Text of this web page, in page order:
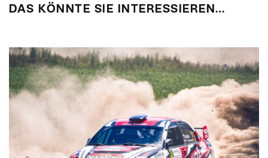
DAS KÖNNTE SIE INTERESSIEREN…